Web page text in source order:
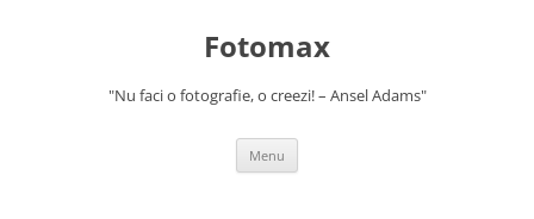
Fotomax
"Nu faci o fotografie, o creezi! – Ansel Adams"
Menu